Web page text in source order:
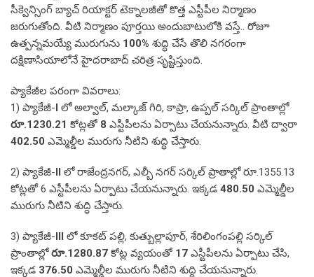
సీక్వెన్సింగ్ బ్యాచ్ రియాక్టర్ టెక్నాలజీతో కొత్త ఎస్టీపీల నిర్మాణం
జరుగుతోంది. వీటి నిర్మాణం పూర్తయి అందుబాటులోకి వస్తే.. రోజూ
ఉత్పన్నమయ్యే మురుగును 100% శుద్ధి చేసే తొలి నగరంగా
దక్షిణాసియాలోనే హైదరాబాద్ చరిత్ర సృష్టిస్తుంది.
ప్యాకేజీల పరంగా వివరాలు:
1) ప్యాకేజీ-I లో అల్వాల్, మల్కాజ్ గిరి, కాప్రా, ఉప్పల్ సర్కిల్ ప్రాంతాల్లో
రూ.1230.21 కోట్లతో 8 ఎస్టీపీలను ఏర్పాటు చేయనున్నారు. వీటి ద్వారా
402.50 ఎమ్మెల్డీల మురుగు నీటిని శుద్ధి చేస్తారు.
2) ప్యాకేజీ-II లో రాజేంద్రనగర్, ఎల్బీ నగర్ సర్కిల్ ప్రాతాల్లో రూ.1355.13
కోట్లతో 6 ఎస్టీపీలను ఏర్పాటు చేయనున్నారు. ఇక్కడ 480.50 ఎమ్మెల్డీల
మురుగు నీటిని శుద్ధి చేస్తారు.
3) ప్యాకేజీ-III లో కూకట్ పల్లి, కుత్బుల్లాపూర్, శేరిలింగంపల్లి సర్కిల్
ప్రాంతాల్లోరూ.1280.87 కోట్ల వ్యయంతో17 ఎస్టీపీలను ఏర్పాటు చేసి,
ఇక్కడ 376.50 ఎమ్మెల్డీల మురుగు నీటిని శుద్ధి చేయనున్నారు.